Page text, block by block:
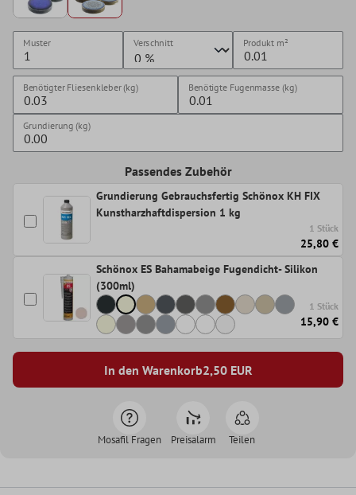
Muster Verschnitt Produkt m²
Benötigter Fliesenkleber (kg) Benötigte Fugenmasse (kg)
Grundierung (kg)
Passendes Zubehör
Grundierung Gebrauchsfertig Schönox KH FIX
Kunstharzhaftdispersion 1 kg
1 Stück
25,80 €
Schönox ES Bahamabeige Fugendicht- Silikon
(300ml)
1 Stück
15,90 €
In den Warenkorb2,50EUR
Mosafil Fragen Preisalarm Teilen